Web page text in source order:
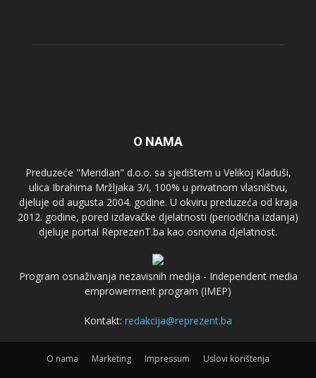
O NAMA
Preduzeće "Meridian" d.o.o. sa sjedištem u Velikoj Kladuši,
ulica Ibrahima Mržljaka 3/I, 100% u privatnom vlasništvu,
djeluje od augusta 2004. godine. U okviru preduzeća od kraja
2012. godine, pored izdavačke djelatnosti (periodična izdanja)
djeluje portal ReprezenT.ba kao osnovna djelatnost.
Program osnaživanja nezavisnih medija - Independent media
emprowerment program (IMEP)
Kontakt: redakcija@reprezent.ba
O nama Marketing Impressum Uslovi korištenja